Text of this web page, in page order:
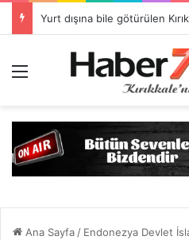
Ana Sayfa/ Endonezya Devlet